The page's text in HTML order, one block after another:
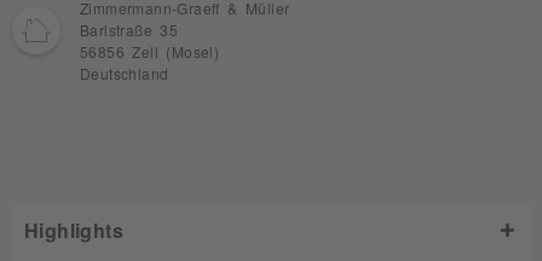
Zimmermann-Graeff & Müller
Barlstraße 35
56856 Zell (Mosel)
Deutschland
Highlights